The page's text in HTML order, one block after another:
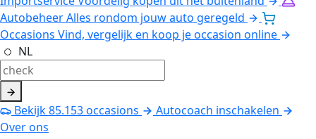
AutobeheerAlles rondom jouw auto geregeld
Occasions Vind, vergelijk en koop je occasion online
NL
Bekijk85.153occasions
Autocoach inschakelen
Over ons